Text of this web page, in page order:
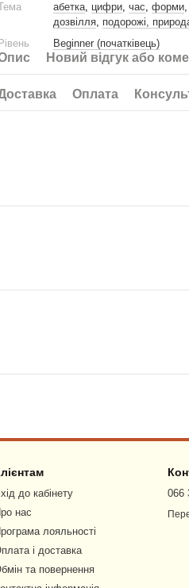
абетка, цифри, час, форми,
дозвілля, подорожі,
Рівень
Beginner (початківець)
Новий відгук або
Оплата
до кабінету
нас
лояльності
і доставка
та повернення
066